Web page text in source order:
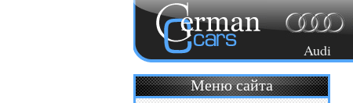
Audi
Меню сайта